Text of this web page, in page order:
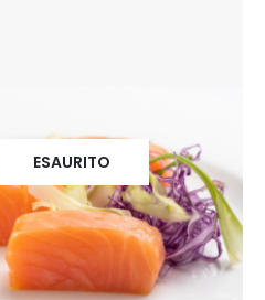
ESAURITO